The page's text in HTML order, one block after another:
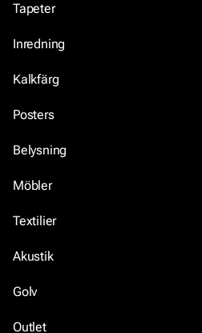
Tapeter
Inredning
Kalkfärg
Posters
Belysning
Möbler
Textilier
Akustik
Golv
Outlet